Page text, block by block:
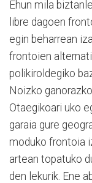
Ehun mila
libre dagoen
egin beharrean
frontoien
polikiroldegiko
Noizko
Otaegikoari uko
garaia gure
moduko frontoia
artean topatuko
den lekurik. Ene